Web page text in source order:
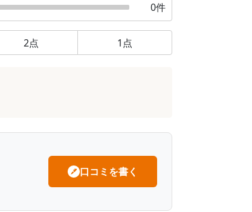
0件
2点 1 点
口コミを書く